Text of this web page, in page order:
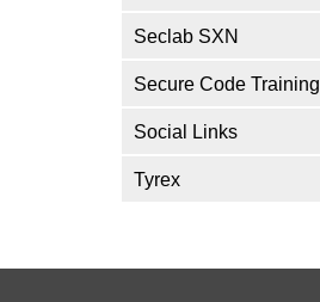
Seclab SXN
Secure Code Training
Social Links
Tyrex